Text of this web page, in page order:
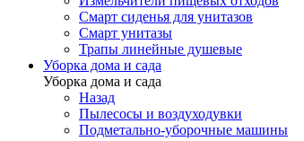
Смарт сиденья для унитазов
Смарт унитазы
Трапы линейные душевые
Уборка дома и сада
Уборка дома и сада
Назад
Пылесосы и воздуходувки
Подметально-уборочные машины